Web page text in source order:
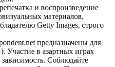
и воспроизведение
материалов,
Getty Images, строго
предназначены для
Участие в азартных играх
Соблюдайте